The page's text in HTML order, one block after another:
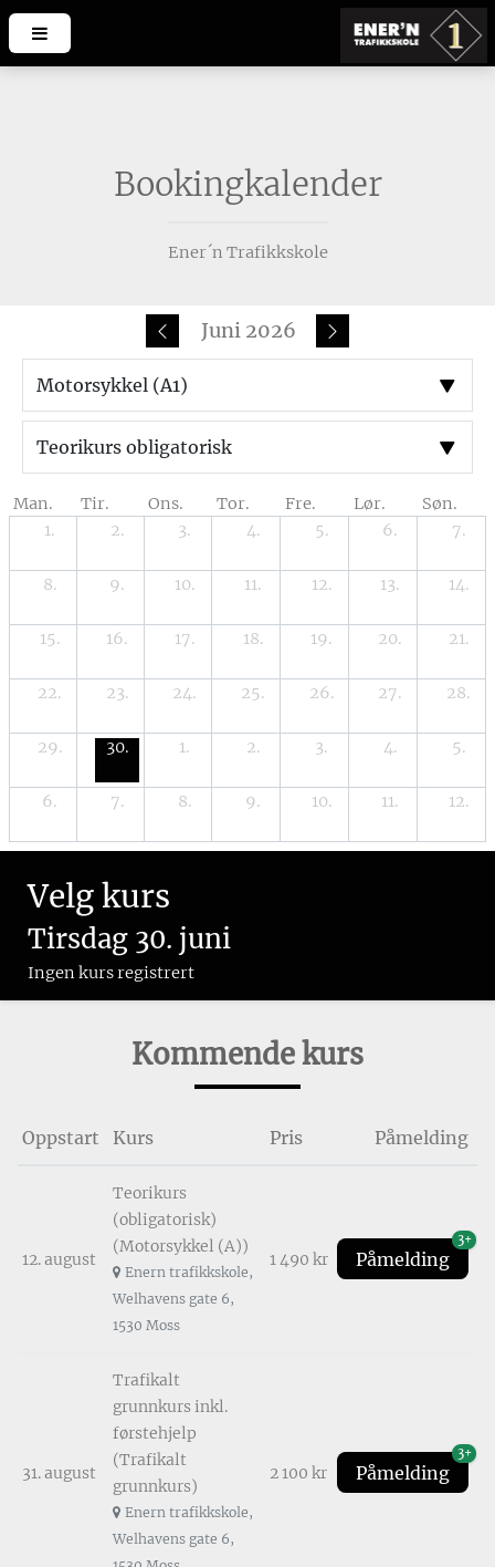
Bookingkalender
Ener´n Trafikkskole
Juni 2026
Man. Tir. Ons. Tor. Fre. Lør.
Søn.
1.
2. 3. 4. 5. 6. 7.
8. 9. 10. 11. 12. 13. 14.
15. 16. 17. 18. 19. 20. 21.
22. 23. 24. 25. 26. 27. 28.
29. 30. 1. 2. 3. 4. 5.
6. 7. 8. 9. 10. 11. 12.
Velg kurs
Tirsdag 30. juni
Ingen kurs registrert
Kommende kurs
Oppstart Kurs Pris Påmelding
12. august
Teorikurs
(obligatorisk)
(Motorsykkel (A))
Enern trafikkskole,
Welhavens gate 6,
1530 Moss
1 490 kr Påmelding
3+
31. august
Trafikalt
grunnkurs inkl.
førstehjelp
(Trafikalt
grunnkurs)
Enern trafikkskole,
Welhavens gate 6,
2 100 kr Påmelding
3+